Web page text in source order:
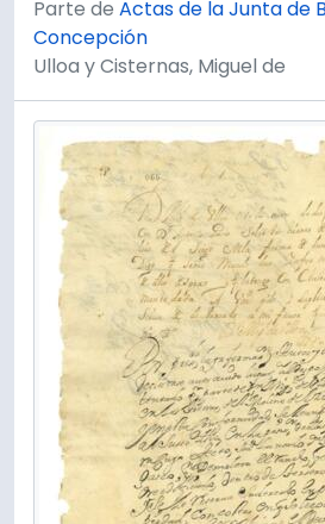
Parte de Actas de la Junta de
Concepción
Ulloa y Cisternas, Miguel de